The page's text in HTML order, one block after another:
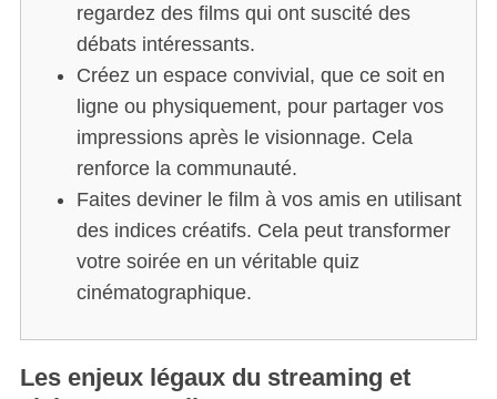
regardez des films qui ont suscité des
débats intéressants.
Créez un espace convivial, que ce soit en
ligne ou physiquement, pour partager vos
impressions après le visionnage. Cela
renforce la communauté.
Faites deviner le film à vos amis en utilisant
des indices créatifs. Cela peut transformer
votre soirée en un véritable quiz
cinématographique.
Les enjeux légaux du streaming et